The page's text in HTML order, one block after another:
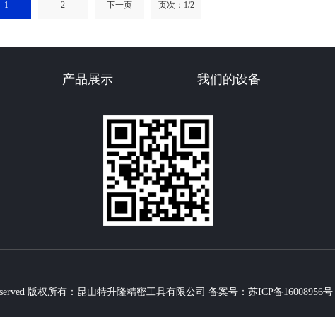
1 2 下一页 页次：1/2
产品展示 我们的设备
版权所有：昆山特升隆精密工具有限公司 备案号：苏ICP备16008956号